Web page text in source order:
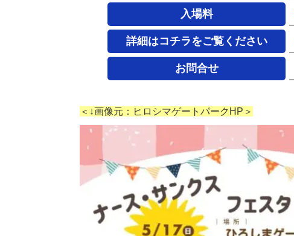
入場料
詳細はコチラをご覧ください
お問合せ
＜↓画像元：ヒロシマゲートパークHP＞